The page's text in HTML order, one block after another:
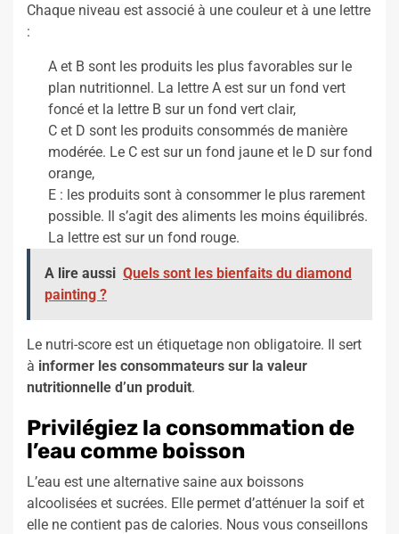
Chaque niveau est associé à une couleur et à une lettre
:
A et B sont les produits les plus favorables sur le
plan nutritionnel. La lettre A est sur un fond vert
foncé et la lettre B sur un fond vert clair,
C et D sont les produits consommés de manière
modérée. Le C est sur un fond jaune et le D sur fond
orange,
E : les produits sont à consommer le plus rarement
possible. Il s’agit des aliments les moins équilibrés.
La lettre est sur un fond rouge.
A lire aussi Quels sont les bienfaits du diamond
painting ?
Le nutri-score est un étiquetage non obligatoire. Il sert
à informer les consommateurs sur la valeur
nutritionnelle d’un produit.
Privilégiez la consommation de
l’eau comme boisson
L’eau est une alternative saine aux boissons
alcoolisées et sucrées. Elle permet d’atténuer la soif et
elle ne contient pas de calories. Nous vous conseillons